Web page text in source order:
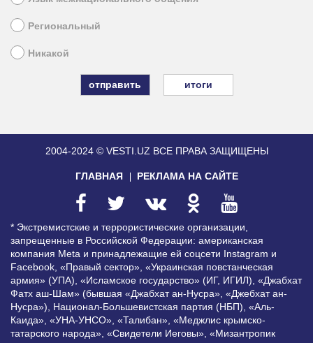
Региональный
Никакой
итоги
2004-2024 © VESTI.UZ ВСЕ ПРАВА ЗАЩИЩЕНЫ
ГЛАВНАЯ РЕКЛАМА НА САЙТЕ
* Экстремистские и террористические организации,
запрещенные в Российской Федерации: американская
компания Meta и принадлежащие ей соцсети Instagram и
Facebook, «Правый сектор», «Украинская повстанческая
армия» (УПА), «Исламское государство» (ИГ, ИГИЛ), «Джабхат
Фатх аш-Шам» (бывшая «Джабхат ан-Нусра», «Джебхат ан-
Нусра»), Национал-Большевистская партия (НБП), «Аль-
Каида», «УНА-УНСО», «Талибан», «Меджлис крымско-
татарского народа», «Свидетели Иеговы», «Мизантропик